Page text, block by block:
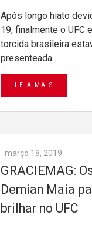
Após longo hiato
19, finalmente o UFC
torcida brasileira
presenteada…
LEIA MAIS
março 18, 2019
GRACIEMAG:
Demian Maia
brilhar no UFC